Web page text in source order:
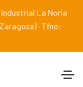
La Noria
· Tfno: